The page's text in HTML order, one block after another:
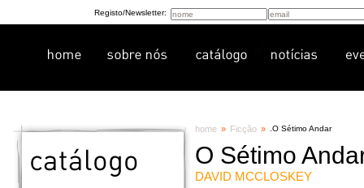
Registo/Newsletter:
home » Ficção » O Sétimo Andar
O Sétimo
DAVID MCCLOSKEY